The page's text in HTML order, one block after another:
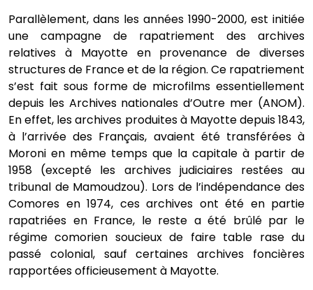
Parallèlement, dans les années 1990-2000, est initiée
une campagne de rapatriement des archives
relatives à Mayotte en provenance de diverses
structures de France et de la région. Ce rapatriement
s’est fait sous forme de microfilms essentiellement
depuis les Archives nationales d’Outre mer (ANOM).
En effet, les archives produites à Mayotte depuis 1843,
à l’arrivée des Français, avaient été transférées à
Moroni en même temps que la capitale à partir de
1958 (excepté les archives judiciaires restées au
tribunal de Mamoudzou). Lors de l’indépendance des
Comores en 1974, ces archives ont été en partie
rapatriées en France, le reste a été brûlé par le
régime comorien soucieux de faire table rase du
passé colonial, sauf certaines archives foncières
rapportées officieusement à Mayotte.